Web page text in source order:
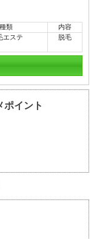
種類
内容
エステ 脱毛
ポイント